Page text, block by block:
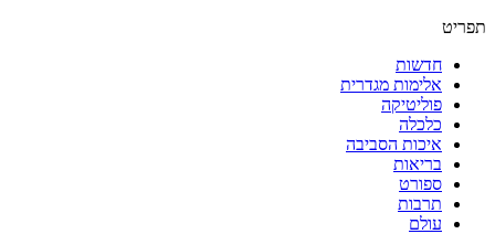
תפריט
חדשות
אלימות מגדרית
פוליטיקה
כלכלה
איכות הסביבה
בריאות
ספורט
תרבות
עולם